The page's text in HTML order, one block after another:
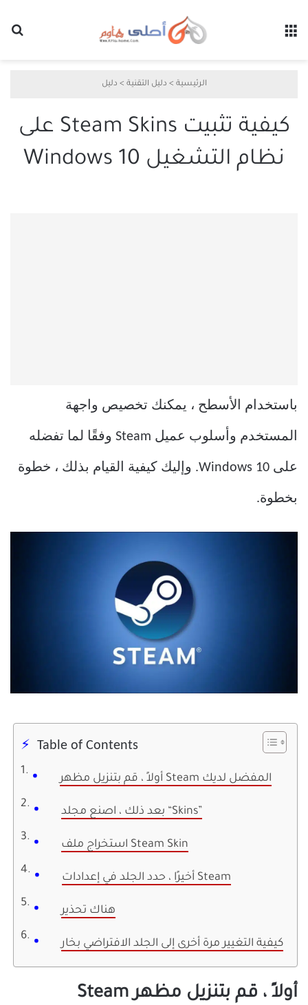
الرئيسية > دليل التقنية > دليل
كيفية تثبيت Steam Skins على
نظام التشغيل Windows 10
باستخدام الأسطح ، يمكنك تخصيص واجهة
المستخدم وأسلوب عميل Steam وفقًا لما تفضله
على Windows 10. وإليك كيفية القيام بذلك ، خطوة
بخطوة.
Table of Contents
أولاً ، قم بتنزيل مظهر Steam المفضل لديك
بعد ذلك ، اصنع مجلد “Skins”
استخراج ملف Steam Skin
أخيرًا ، حدد الجلد في إعدادات Steam
هناك تحذير
كيفية التغيير مرة أخرى إلى الجلد الافتراضي بخار
أولاً ، قم بتنزيل مظهر Steam